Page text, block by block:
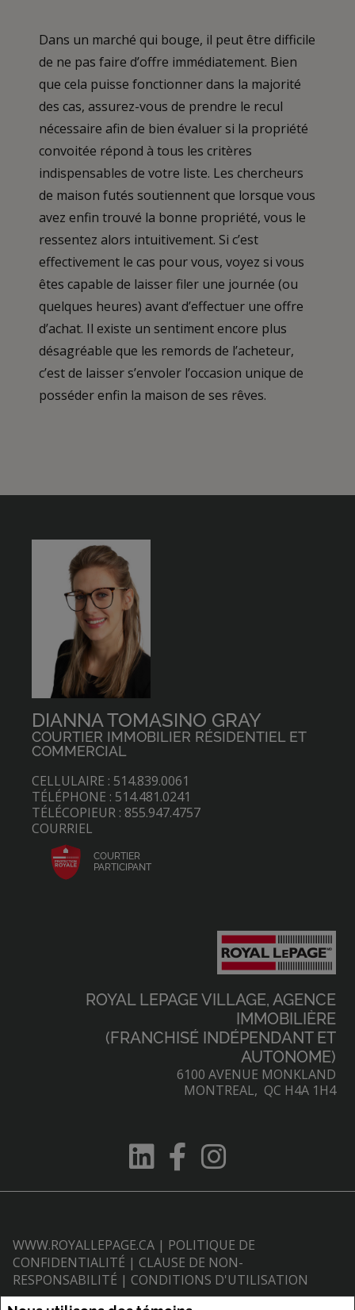
Dans un marché qui bouge, il peut être difficile
de ne pas faire d’offre immédiatement. Bien
que cela puisse fonctionner dans la majorité
des cas, assurez-vous de prendre le recul
nécessaire afin de bien évaluer si la propriété
convoitée répond à tous les critères
indispensables de votre liste. Les chercheurs
de maison futés soutiennent que lorsque vous
avez enfin trouvé la bonne propriété, vous le
ressentez alors intuitivement. Si c’est
effectivement le cas pour vous, voyez si vous
êtes capable de laisser filer une journée (ou
quelques heures) avant d’effectuer une offre
d’achat. Il existe un sentiment encore plus
désagréable que les remords de l’acheteur,
c’est de laisser s’envoler l’occasion unique de
posséder enfin la maison de ses rêves.
DIANNA TOMASINO GRAY
COURTIER IMMOBILIER RÉSIDENTIEL ET
COMMERCIAL
CELLULAIRE : 514.839.0061
TÉLÉPHONE : 514.481.0241
TÉLÉCOPIEUR : 855.947.4757
COURRIEL
COURTIER
PARTICIPANT
ROYAL LEPAGE VILLAGE, AGENCE
IMMOBILIÈRE
(FRANCHISÉ INDÉPENDANT ET
AUTONOME)
6100 AVENUE MONKLAND
MONTREAL, QC H4A 1H4
WWW.ROYALLEPAGE.CA | POLITIQUE DE
CONFIDENTIALITÉ | CLAUSE DE NON-
RESPONSABILITÉ | CONDITIONS D'UTILISATION